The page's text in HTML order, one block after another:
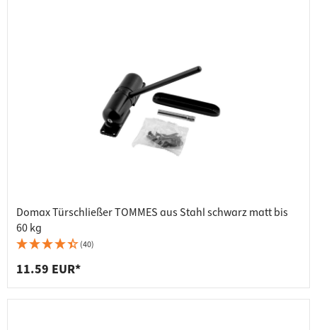
Domax Türschließer TOMMES aus Stahl schwarz matt bis
60 kg
(40)
11.59 EUR*